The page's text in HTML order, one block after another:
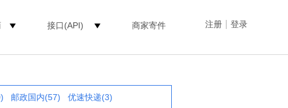
注册 登录
接口(API) 商家寄件
邮政国内(57)
优速快递(3)